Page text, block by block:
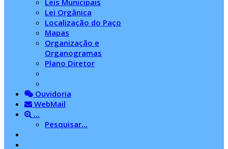
Leis Municipais
Lei Orgânica
Localização do Paço
Mapas
Organização e
Organogramas
Plano Diretor
Ouvidoria
WebMail
...
Pesquisar...